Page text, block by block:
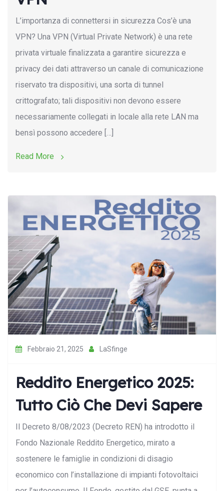
L’importanza di connettersi in sicurezza Cos’è una
VPN? Una VPN (Virtual Private Network) è una rete
privata virtuale finalizzata a garantire sicurezza e
privacy dei dati attraverso un canale di comunicazione
riservato tra dispositivi, una sorta di tunnel
crittografato; tali dispositivi non devono essere
necessariamente collegati in locale alla rete LAN ma
bensì possono accedere […]
Read More
Febbraio 21, 2025 LaSfinge
Reddito Energetico 2025:
Tutto Ciò Che Devi Sapere
Il Decreto 8/08/2023 (Decreto REN) ha introdotto il
Fondo Nazionale Reddito Energetico, mirato a
sostenere le famiglie in condizioni di disagio
economico con l’installazione di impianti fotovoltaici